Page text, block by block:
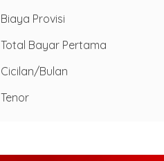
Biaya Provisi
Total Bayar Pertama
Cicilan/Bulan
Tenor